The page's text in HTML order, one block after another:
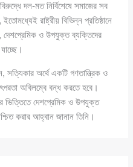
দল-মত নির্বিশেষে সমাজের সব
রাষ্ট্রীয় বিভিন্ন প্রতিষ্ঠানে
দেশপ্রেমিক ও উপযুক্ত ব্যক্তিদের
সত্যিকার অর্থে একটি গণতান্ত্রিক ও
অবিলম্বে বন্ধ করতে হবে।
ভিত্তিতে দেশপ্রেমিক ও উপযুক্ত
করার আহ্বান জানান তিনি।